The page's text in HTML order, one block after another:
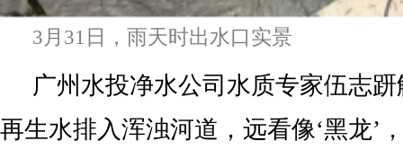
3月31日，雨天时出水口实景
广州水投净水公司水质专家伍志
再生水排入浑浊河道，远看像‘黑龙’